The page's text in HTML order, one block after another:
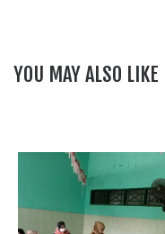
YOU MAY ALSO LIKE